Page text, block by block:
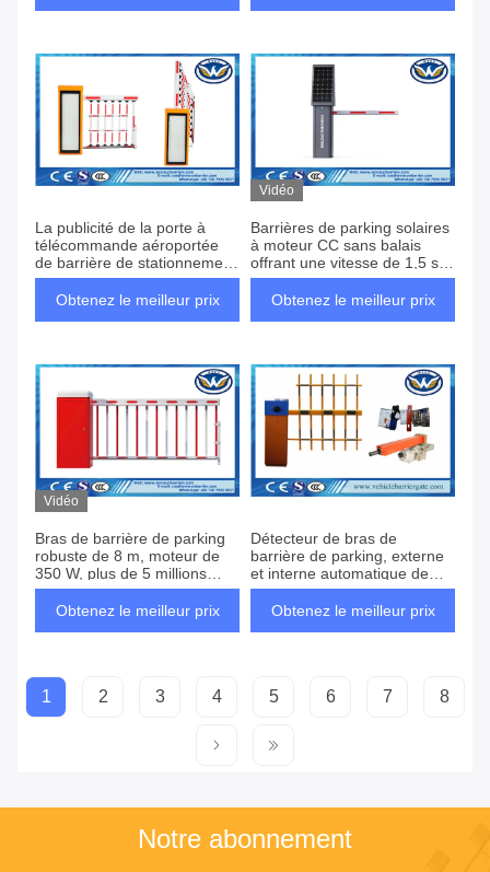
La publicité de la porte à
télécommande aéroportée
de barrière de stationnement
de moteur de C.C de
barrières de parking
Obtenez le meilleur prix
Vidéo
Barrières de parking solaires
à moteur CC sans balais
offrant une vitesse de 1,5 s,
adaptées à la sécurité des
parkings automatisés sans
Obtenez le meilleur prix
Vidéo
Bras de barrière de parking
robuste de 8 m, moteur de
350 W, plus de 5 millions
d'opérations, systèmes de
contrôle d'accès durables
Obtenez le meilleur prix
Détecteur de bras de
barrière de parking, externe
et interne automatique de
véhicule de boucle
Obtenez le meilleur prix
1 2 3 4 5 6 7 8
Notre abonnement